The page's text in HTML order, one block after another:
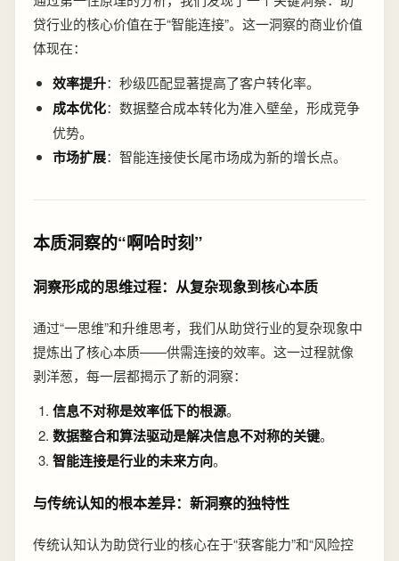
贷行业的核心价值在于“智能连接”。这一洞察的商业价值
体现在：
效率提升：秒级匹配显著提高了客户转化率。
成本优化：数据整合成本转化为准入壁垒，形成竞争
优势。
市场扩展：智能连接使长尾市场成为新的增长点。
本质洞察的“啊哈时刻”
洞察形成的思维过程：从复杂现象到核心本质
通过“一思维”和升维思考，我们从助贷行业的复杂现象中
提炼出了核心本质——供需连接的效率。这一过程就像
剥洋葱，每一层都揭示了新的洞察：
信息不对称是效率低下的根源。
数据整合和算法驱动是解决信息不对称的关键。
智能连接是行业的未来方向。
与传统认知的根本差异：新洞察的独特性
传统认知认为助贷行业的核心在于“获客能力”和“风险控